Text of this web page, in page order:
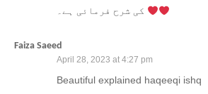
Faiza Saeed
April 28, 2023 at 4:27 pm
Beautiful explained haqeeqi ishq